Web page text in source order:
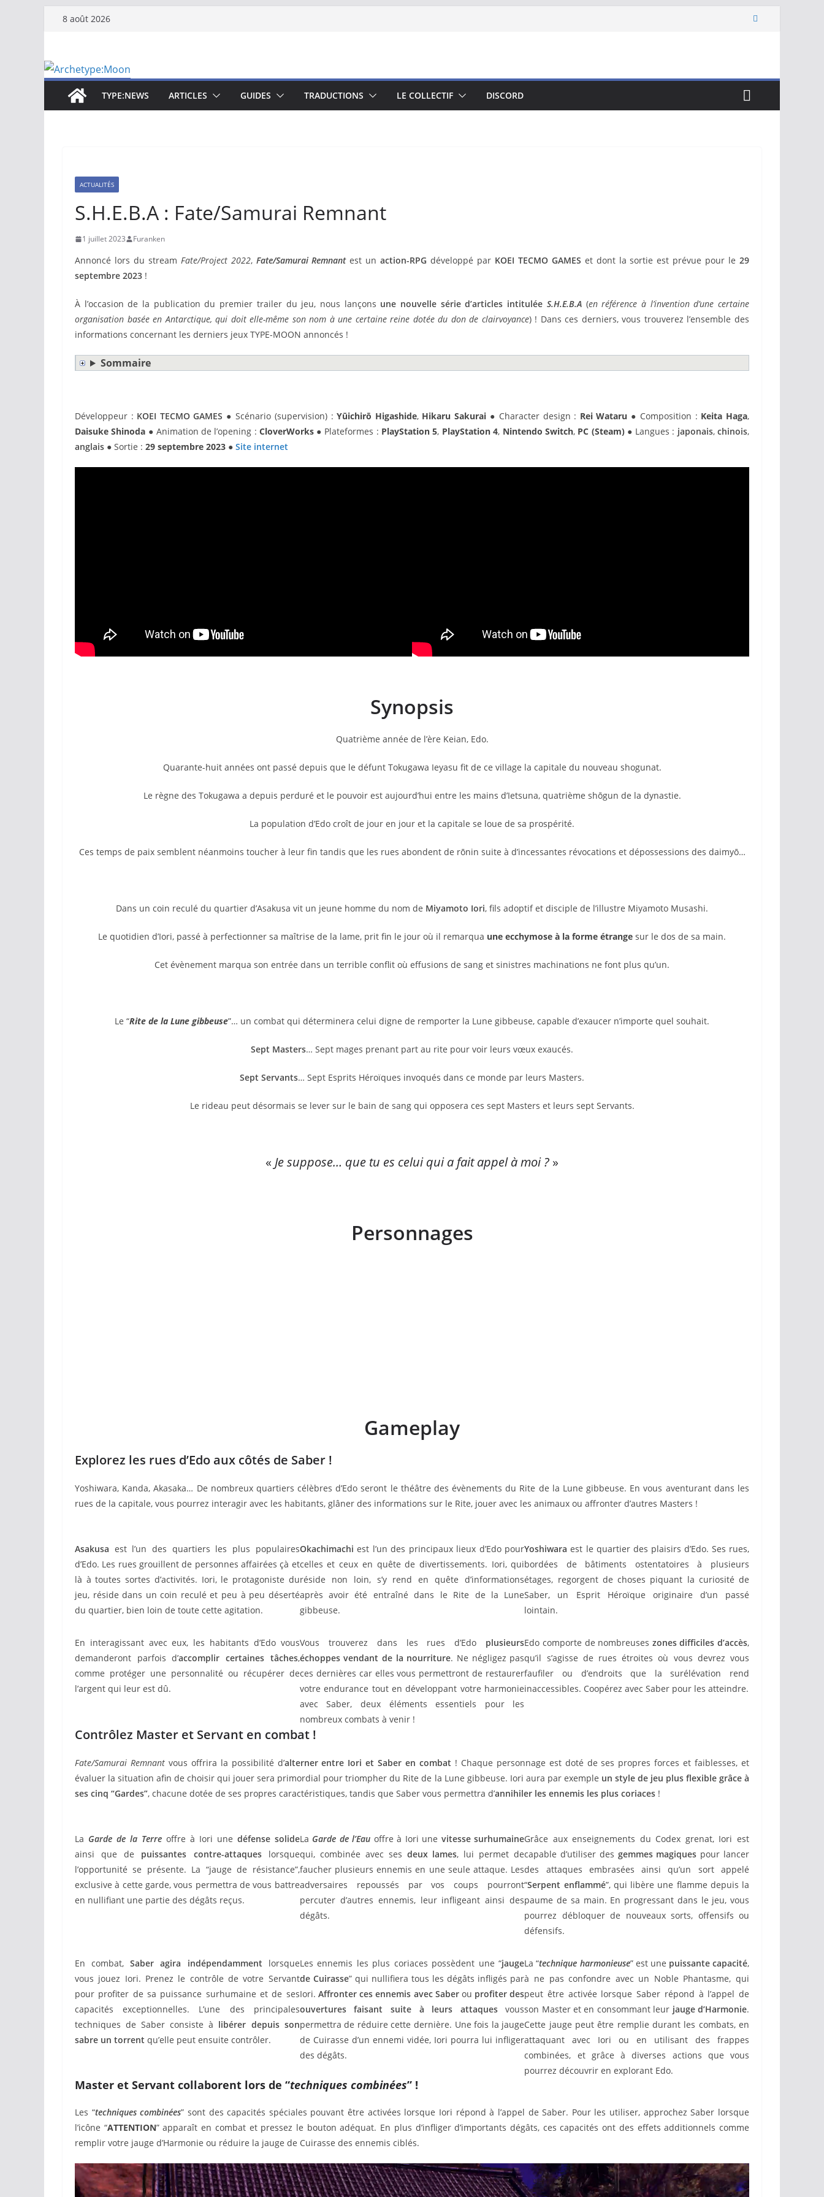
Passer8 août 2026
TYPE:NEWS ARTICLES GUIDES TRADUCTIONS LE COLLECTIF DISCORD
ACTUALITÉS
S.H.E.B.A : Fate/Samurai Remnant
1 juillet 2023 Furanken
Annoncé lors du stream Fate/Project 2022, Fate/Samurai Remnantest unaction-RPG développé par KOEI TECMO GAMES et dont la sortie est prévue pour le29
septembre 2023 !
À l’occasion de la publication du premier trailer du jeu, nous lançons une nouvelle série d’articles intitulée S.H.E.B.A(en référence à l’invention d’une certaine
organisation basée en Antarctique, qui doit elle-même son nom à une certaine reine dotée du don de clairvoyance) ! Dans ces derniers, vous trouverez l’ensemble des
informations concernant les derniers jeux TYPE-MOON annoncés !
Sommaire
Développeur : KOEI TECMO GAMES ● Scénario (supervision) :Yūichirō Higashide, Hikaru Sakurai ● Character design : Rei Wataru ● Composition : Keita Haga,
Daisuke Shinoda ● Animation de l’opening :CloverWorks ● Plateformes : PlayStation 5, PlayStation 4, Nintendo Switch, PC (Steam) ● Langues : japonais,chinois,
anglais ● Sortie : 29 septembre 2023 ● Site internet
Synopsis
Quatrième année de l’ère Keian, Edo.
Quarante-huit années ont passé depuis que le défunt Tokugawa Ieyasu fit de ce village la capitale du nouveau shogunat.
Le règne des Tokugawa a depuis perduré et le pouvoir est aujourd’hui entre les mains d’Ietsuna, quatrième shōgun de la dynastie.
La population d’Edo croît de jour en jour et la capitale se loue de sa prospérité.
Ces temps de paix semblent néanmoins toucher à leur fin tandis que les rues abondent de rōnin suite à d’incessantes révocations et dépossessions des daimyō…
Dans un coin reculé du quartier d’Asakusa vit un jeune homme du nom de Miyamoto Iori, fils adoptif et disciple de l’illustre Miyamoto Musashi.
Le quotidien d’Iori, passé à perfectionner sa maîtrise de la lame, prit fin le jour où il remarqua une ecchymose à la forme étrange sur le dos de sa main.
Cet évènement marqua son entrée dans un terrible conflit où effusions de sang et sinistres machinations ne font plus qu’un.
Le “Rite de la Lune gibbeuse”… un combat qui déterminera celui digne de remporter la Lune gibbeuse, capable d’exaucer n’importe quel souhait.
Sept Masters… Sept mages prenant part au rite pour voir leurs vœux exaucés.
Sept Servants… Sept Esprits Héroïques invoqués dans ce monde par leurs Masters.
Le rideau peut désormais se lever sur le bain de sang qui opposera ces sept Masters et leurs sept Servants.
« Je suppose… que tu es celui qui a fait appel à moi ? »
Personnages
Gameplay
Explorez les rues d’Edo aux côtés de Saber !
Yoshiwara, Kanda, Akasaka… De nombreux quartiers célèbres d’Edo seront le théâtre des évènements du Rite de la Lune gibbeuse. En vous aventurant dans les
rues de la capitale, vous pourrez interagir avec les habitants, glâner des informations sur le Rite, jouer avec les animaux ou affronter d’autres Masters !
Asakusa est l’un des quartiers les plus populaires
d’Edo. Les rues grouillent de personnes affairées çà et
là à toutes sortes d’activités. Iori, le protagoniste du
jeu, réside dans un coin reculé et peu à peu déserté
du quartier, bien loin de toute cette agitation.
Okachimachi est l’un des principaux lieux d’Edo pour
celles et ceux en quête de divertissements. Iori, qui
réside non loin, s’y rend en quête d’informations
après avoir été entraîné dans le Rite de la Lune
gibbeuse.
Yoshiwaraest le quartier des plaisirs d’Edo. Ses rues,
bordées de bâtiments ostentatoires à plusieurs
étages, regorgent de choses piquant la curiosité de
Saber, un Esprit Héroïque originaire d’un passé
lointain.
En interagissant avec eux, les habitants d’Edo vous
demanderont parfois d’accomplir certaines tâches,
comme protéger une personnalité ou récupérer de
l’argent qui leur est dû.
Vous trouverez dans les rues d’Edo plusieurs
échoppes vendant de la nourriture. Ne négligez pas
ces dernières car elles vous permettront de restaurer
votre endurance tout en développant votre harmonie
avec Saber, deux éléments essentiels pour les
nombreux combats à venir !
Edo comporte de nombreuses zones difficiles d’accès,
qu’il s’agisse de rues étroites où vous devrez vous
faufiler ou d’endroits que la surélévation rend
inaccessibles. Coopérez avec Saber pour les atteindre.
Contrôlez Master et Servant en combat !
Fate/Samurai Remnantvous offrira la possibilité d’alterner entre Iori et Saber en combat ! Chaque personnage est doté de ses propres forces et faiblesses, et
évaluer la situation afin de choisir qui jouer sera primordial pour triompher du Rite de la Lune gibbeuse. Iori aura par exemple un style de jeu plus flexible grâce à
ses cinq “Gardes”, chacune dotée de ses propres caractéristiques, tandis que Saber vous permettra d’annihiler les ennemis les plus coriaces !
La Garde de la Terreoffre à Iori une défense solide
ainsi que de puissantes contre-attaqueslorsque
l’opportunité se présente. La “jauge de résistance”,
exclusive à cette garde, vous permettra de vous battre
en nullifiant une partie des dégâts reçus.
La Garde de l’Eau offre à Iori une vitesse surhumaine
qui, combinée avec ses deux lames, lui permet de
faucher plusieurs ennemis en une seule attaque. Les
adversaires repoussés par vos coups pourront
percuter d’autres ennemis, leur infligeant ainsi des
dégâts.
Grâce aux enseignements du Codex grenat, Iori est
capable d’utiliser des gemmes magiques pour lancer
des attaques embrasées ainsi qu’un sort appelé
“Serpent enflammé”, qui libère une flamme depuis la
paume de sa main. En progressant dans le jeu, vous
pourrez débloquer de nouveaux sorts, offensifs ou
défensifs.
En combat,Saber agira indépendamment lorsque
vous jouez Iori. Prenez le contrôle de votre Servant
pour profiter de sa puissance surhumaine et de ses
capacités exceptionnelles. L’une des principales
techniques de Saber consiste à libérer depuis son
sabre un torrent qu’elle peut ensuite contrôler.
Les ennemis les plus coriaces possèdent une “jauge
de Cuirasse” qui nullifiera tous les dégâts infligés par
Iori. Affronter ces ennemis avec Saberou profiter des
ouvertures faisant suite à leurs attaquesvous
permettra de réduire cette dernière. Une fois la jauge
de Cuirasse d’un ennemi vidée, Iori pourra lui infliger
des dégâts.
La “technique harmonieuse” est une puissante capacité,
à ne pas confondre avec un Noble Phantasme, qui
peut être activée lorsque Saber répond à l’appel de
son Master et en consommant leur jauge d’Harmonie.
Cette jauge peut être remplie durant les combats, en
attaquant avec Iori ou en utilisant des frappes
combinées, et grâce à diverses actions que vous
pourrez découvrir en explorant Edo.
Master et Servant collaborent lors de “techniques combinées” !
Les “techniques combinées” sont des capacités spéciales pouvant être activées lorsque Iori répond à l’appel de Saber. Pour les utiliser, approchez Saber lorsque
l’icône “ATTENTION” apparaît en combat et pressez le bouton adéquat. En plus d’infliger d’importants dégâts, ces capacités ont des effets additionnels comme
remplir votre jauge d’Harmonie ou réduire la jauge de Cuirasse des ennemis ciblés.